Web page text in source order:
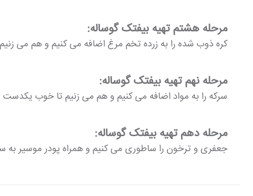
مرحله هشتم تهیه بیفتک گوساله:
کره ذوب شده را به زرده تخم مرغ اضافه می کنیم و هم می
مرحله نهم تهیه بیفتک گوساله:
سرکه را به مواد اضافه می کنیم و هم می زنیم تا خوب
مرحله دهم تهیه بیفتک گوساله:
جعفری و ترخون را ساطوری می کنیم و همراه پودر موسیر